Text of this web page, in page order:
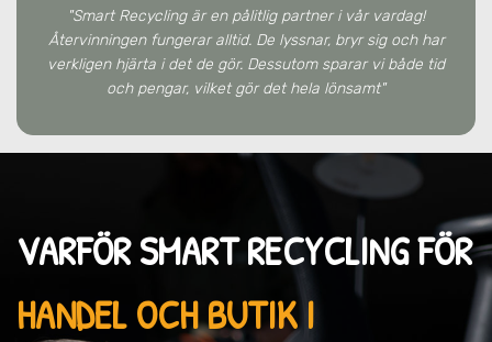
"Smart Recycling är en pålitlig partner i vår vardag!
Återvinningen fungerar alltid. De lyssnar, bryr sig och har
verkligen hjärta i det de gör. Dessutom sparar vi både tid
och pengar, vilket gör det hela lönsamt"
VARFÖR SMART RECYCLING FÖR
HANDEL OCH BUTIK I